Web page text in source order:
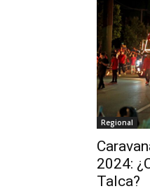
Regional
2024:
Talca?